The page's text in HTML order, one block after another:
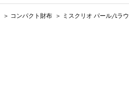
＞ コンパクト財布 ＞ ミスクリオ パール/Lラ